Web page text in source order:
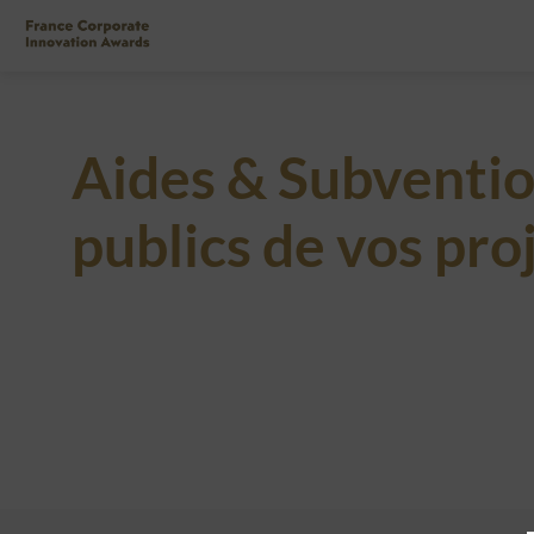
Aides &
publics de vos